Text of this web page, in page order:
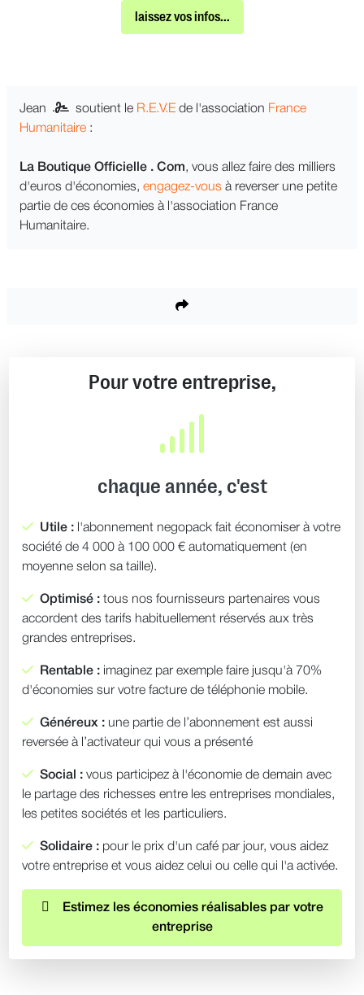
laissez vos infos...
Jean soutient le R.E.V.Ede l'association France
Humanitaire :
La Boutique Officielle . Com, vous allez faire des milliers
d'euros d'économies, engagez-vous à reverser une petite
partie de ces économies à l'association France
Humanitaire.
Pour votre entreprise,
chaque année, c'est
Utile : l'abonnement negopack fait économiser à votre
société de 4 000 à 100 000 € automatiquement (en
moyenne selon sa taille).
Optimisé : tous nos fournisseurs partenaires vous
accordent des tarifs habituellement réservés aux très
grandes entreprises.
Rentable : imaginez par exemple faire jusqu'à 70%
d'économies sur votre facture de téléphonie mobile.
Généreux : une partie de l’abonnement est aussi
reversée à l’activateur qui vous a présenté
Social : vous participez à l'économie de demain avec
le partage des richesses entre les entreprises mondiales,
les petites sociétés et les particuliers.
Solidaire : pour le prix d'un café par jour, vous aidez
votre entreprise et vous aidez celui ou celle qui l'a activée.
Estimez les économies réalisables par votre
entreprise